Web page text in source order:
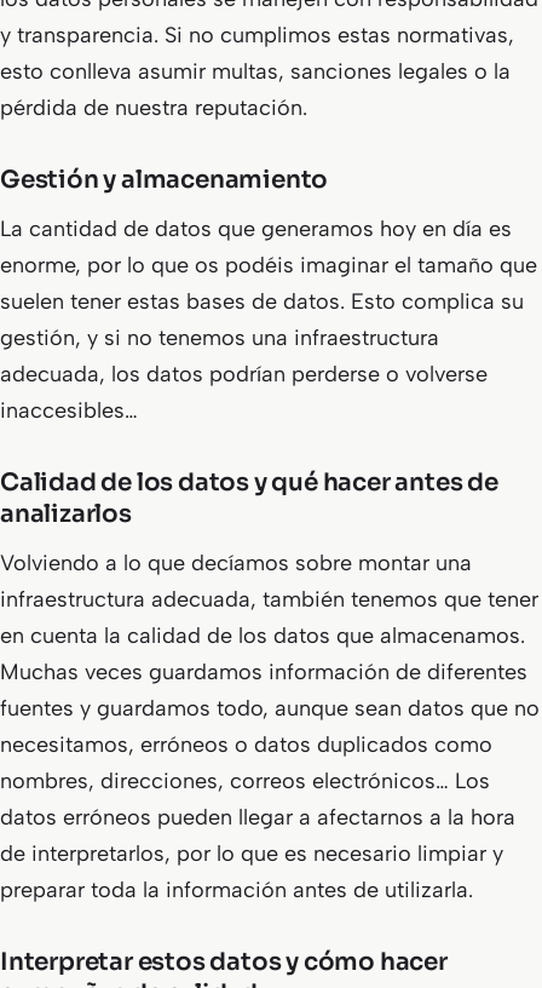
y transparencia. Si no cumplimos estas normativas,
esto conlleva asumir multas, sanciones legales o la
pérdida de nuestra reputación.
Gestión y almacenamiento
La cantidad de datos que generamos hoy en día es
enorme, por lo que os podéis imaginar el tamaño que
suelen tener estas bases de datos. Esto complica su
gestión, y si no tenemos una infraestructura
adecuada, los datos podrían perderse o volverse
inaccesibles…
Calidad de los datos y qué hacer antes de
analizarlos
Volviendo a lo que decíamos sobre montar una
infraestructura adecuada, también tenemos que tener
en cuenta la calidad de los datos que almacenamos.
Muchas veces guardamos información de diferentes
fuentes y guardamos todo, aunque sean datos que no
necesitamos, erróneos o datos duplicados como
nombres, direcciones, correos electrónicos… Los
datos erróneos pueden llegar a afectarnos a la hora
de interpretarlos, por lo que es necesario limpiar y
preparar toda la información antes de utilizarla.
Interpretar estos datos y cómo hacer